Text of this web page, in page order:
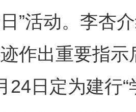
”活动。李杏
作出重要指
24日定为建行“